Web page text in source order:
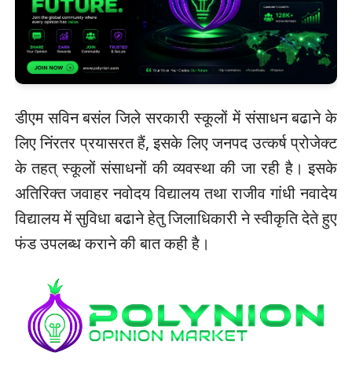
डीएम सविन बसंल जिले सरकारी स्कूलों में संसाधन बढाने के
लिए निंरतर प्रयासरत हैं, इसके लिए जनपद उत्कर्ष प्रोजेक्ट
के तहत् स्कूलों संसाधनों की व्यवस्था की जा रही है। इसके
अतिरिक्त जवाहर नवोदय विद्यालय तथा राजीव गांधी नवादेय
विद्यालय में सुविधा बढाने हेतु जिलाधिकारी ने स्वीकृति देते हुए
फंड उपलब्ध कराने की बात कही है।